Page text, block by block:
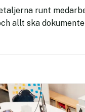
runt
allt ska